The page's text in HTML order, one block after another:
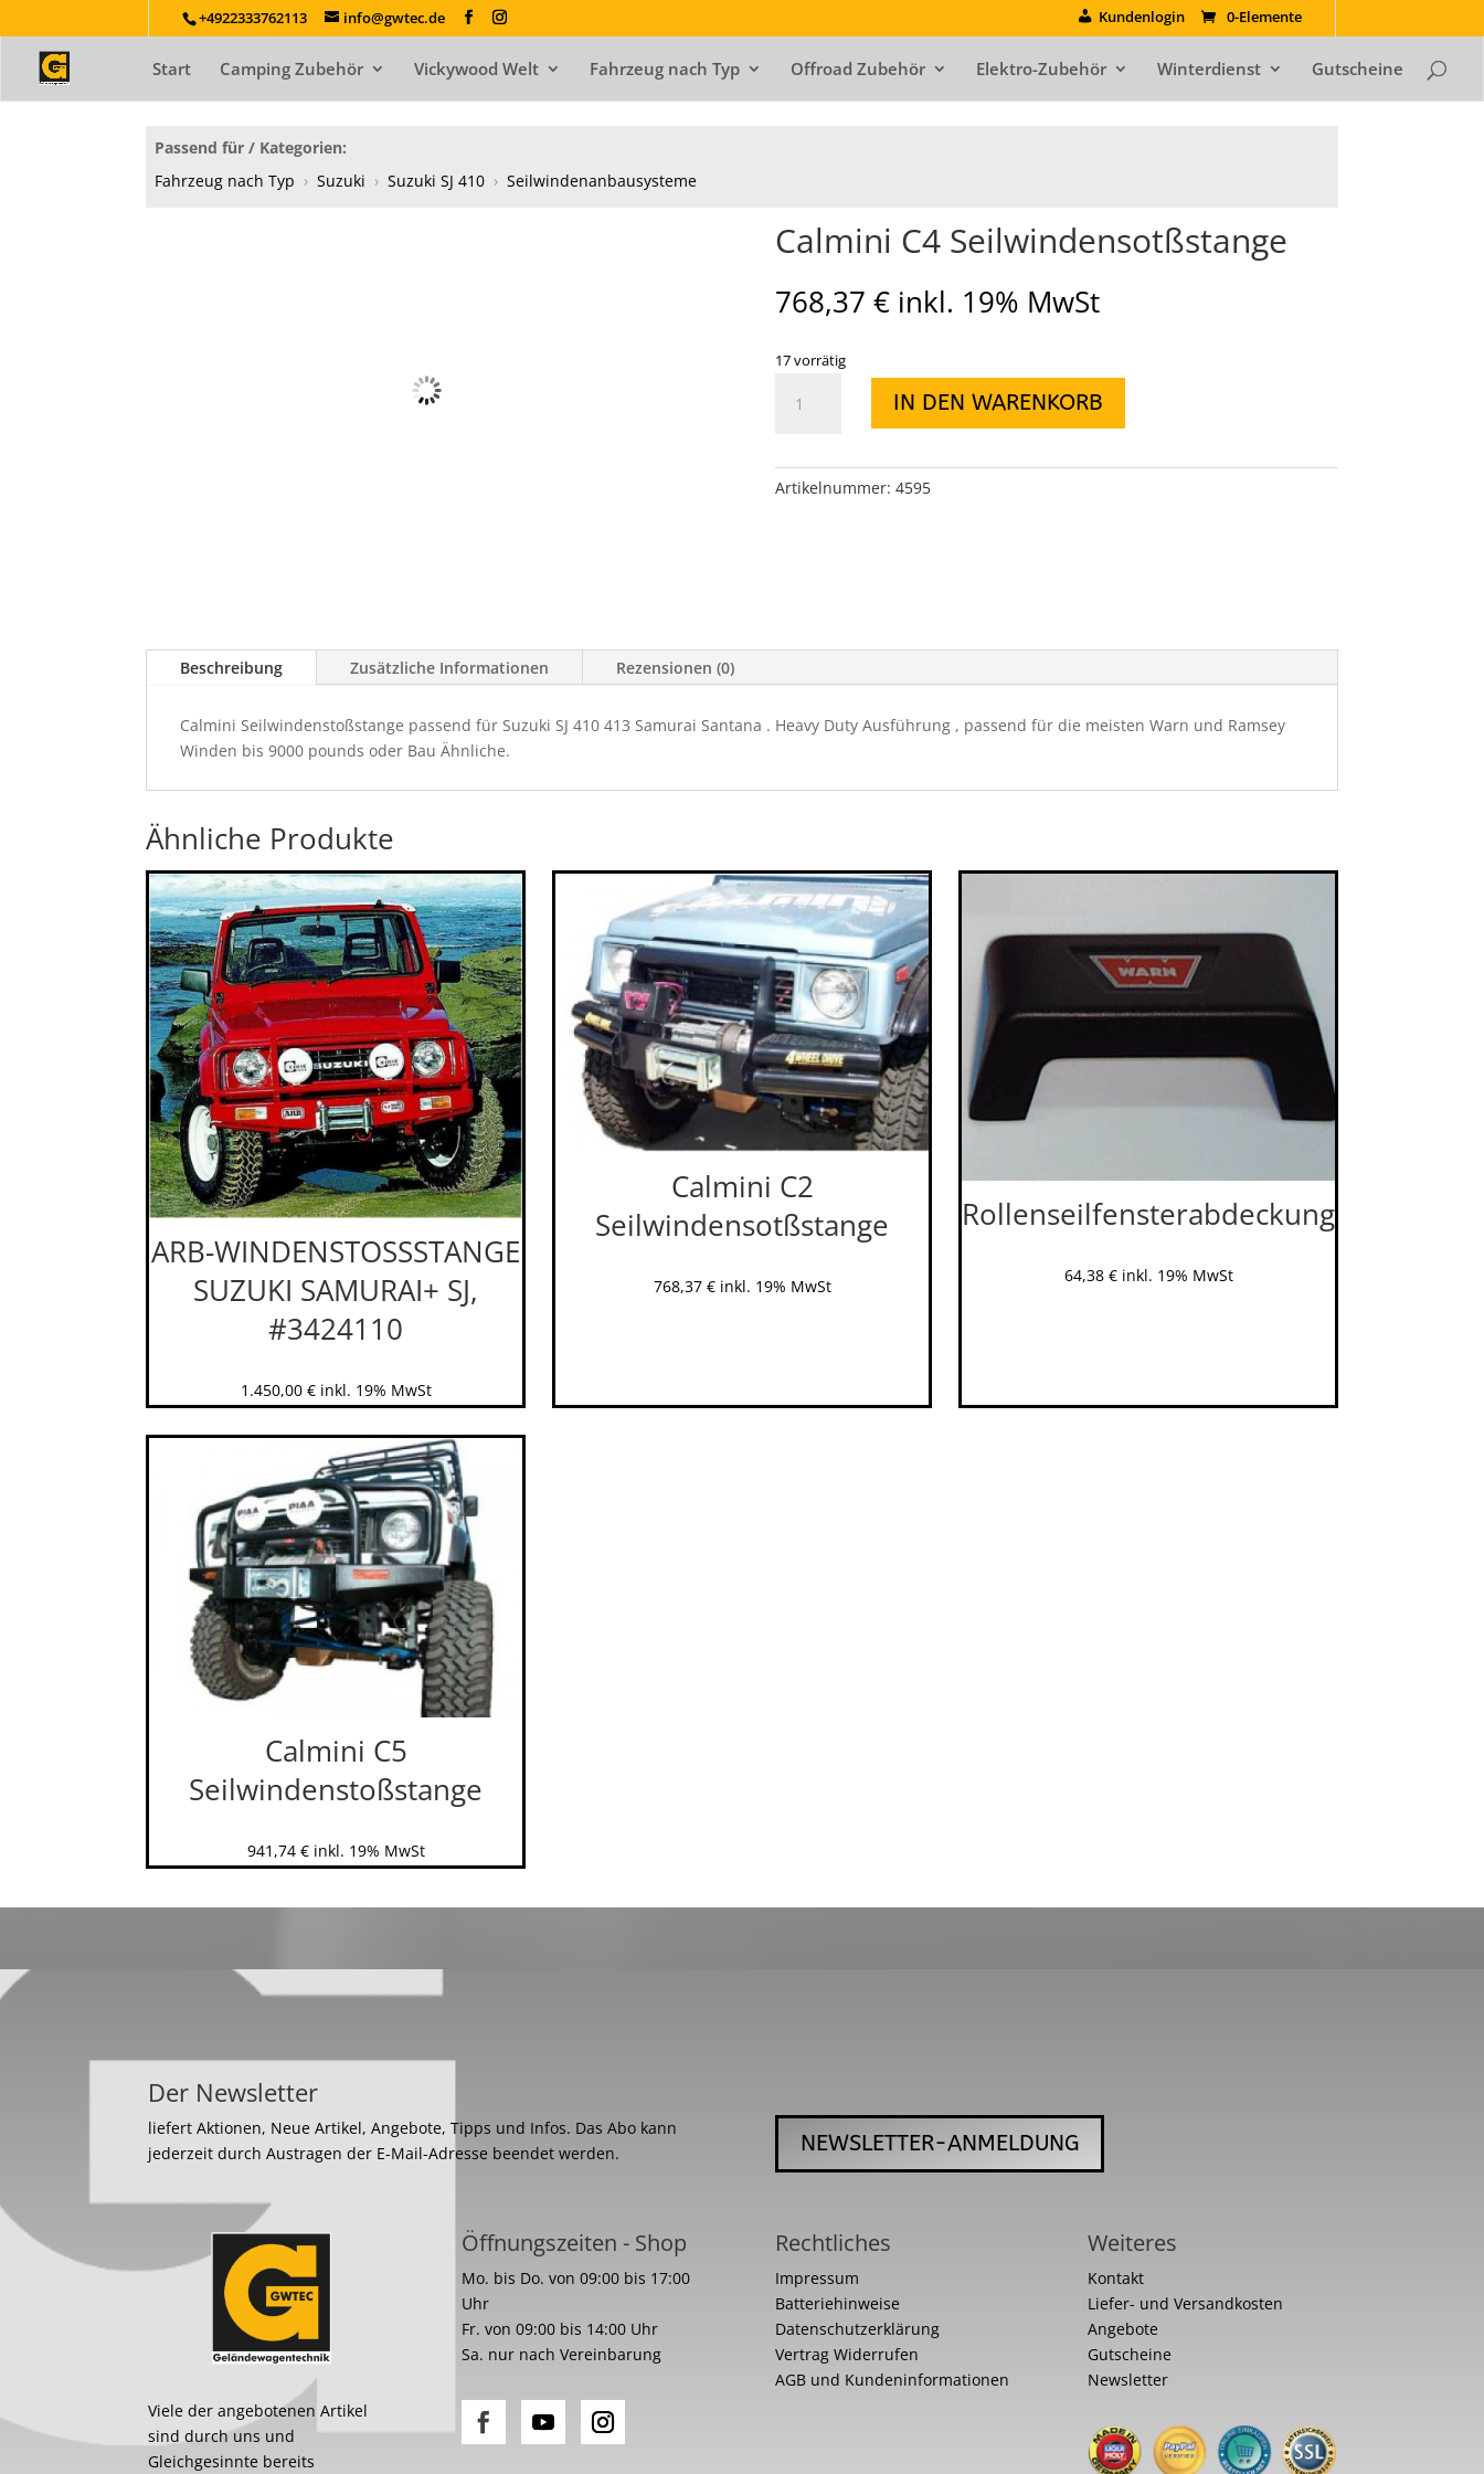
+4922333762113 info@gwtec.de Kundenlogin 0-Elemente
Start Camping Zubehör Vickywood Welt Fahrzeug nach Typ Offroad Zubehör Elektro-Zubehör Winterdienst Gutscheine
Passend für / Kategorien:
Fahrzeug nach Typ › Suzuki › Suzuki SJ 410 › Seilwindenanbausysteme
Calmini C4 Seilwindensotßstange
768,37 € inkl. 19% MwSt
17 vorrätig
Seilwindensotßstange
IN DEN WARENKORB
Artikelnummer: 4595
Beschreibung Zusätzliche Informationen Rezensionen (0)
Calmini Seilwindenstoßstange passend für Suzuki SJ 410 413 Samurai Santana . Heavy Duty Ausführung , passend für die meisten Warn und Ramsey
Winden bis 9000 pounds oder Bau Ähnliche.
Ähnliche Produkte
ARB-WINDENSTOSSSTANGE
SUZUKI SAMURAI+ SJ,
#3424110
1.450,00 € inkl. 19% MwSt
Calmini C2
Seilwindensotßstange
768,37 € inkl. 19% MwSt
Rollenseilfensterabdeckung
64,38 € inkl. 19% MwSt
Calmini C5
Seilwindenstoßstange
941,74 € inkl. 19% MwSt
Der Newsletter
liefert Aktionen, Neue Artikel, Angebote, Tipps und Infos. Das Abo kann
jederzeit durch Austragen der E-Mail-Adresse beendet werden.
NEWSLETTER-ANMELDUNG
Viele der angebotenen Artikel
sind durch uns und
Gleichgesinnte bereits
Öffnungszeiten - Shop
Mo. bis Do. von 09:00 bis 17:00
Uhr
Fr. von 09:00 bis 14:00 Uhr
Sa. nur nach Vereinbarung
Rechtliches
Impressum
Batteriehinweise
Datenschutzerklärung
Vertrag Widerrufen
AGB und Kundeninformationen
Weiteres
Kontakt
Liefer- und Versandkosten
Angebote
Gutscheine
Newsletter